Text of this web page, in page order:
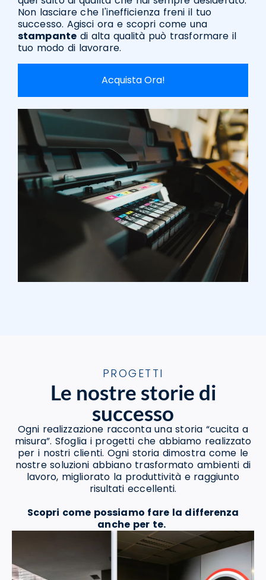
Non lasciare che l'inefficienza freni il tuo
successo. Agisci ora e scopri come una
stampantedi alta qualità può trasformare il
tuo modo di lavorare.
Acquista Ora!
PROGETTI
Le nostre storie di
successo
Ogni realizzazione racconta una storia “cucita a
misura”. Sfoglia i progetti che abbiamo realizzato
per i nostri clienti. Ogni storia dimostra come le
nostre soluzioni abbiano trasformato ambienti di
lavoro, migliorato la produttività e raggiunto
risultati eccellenti.
Scopri come possiamo fare la differenza
anche per te.